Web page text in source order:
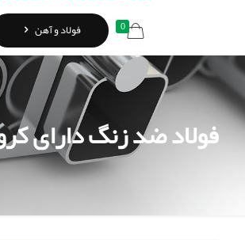
0 فولاد و آهن
فولاد ضد زنگ دارای